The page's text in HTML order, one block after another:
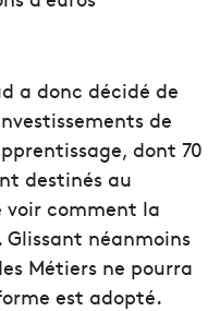
a donc décidé de
de
dont 70
destinés au
voir comment la
néanmoins
Métiers ne pourra
est adopté.